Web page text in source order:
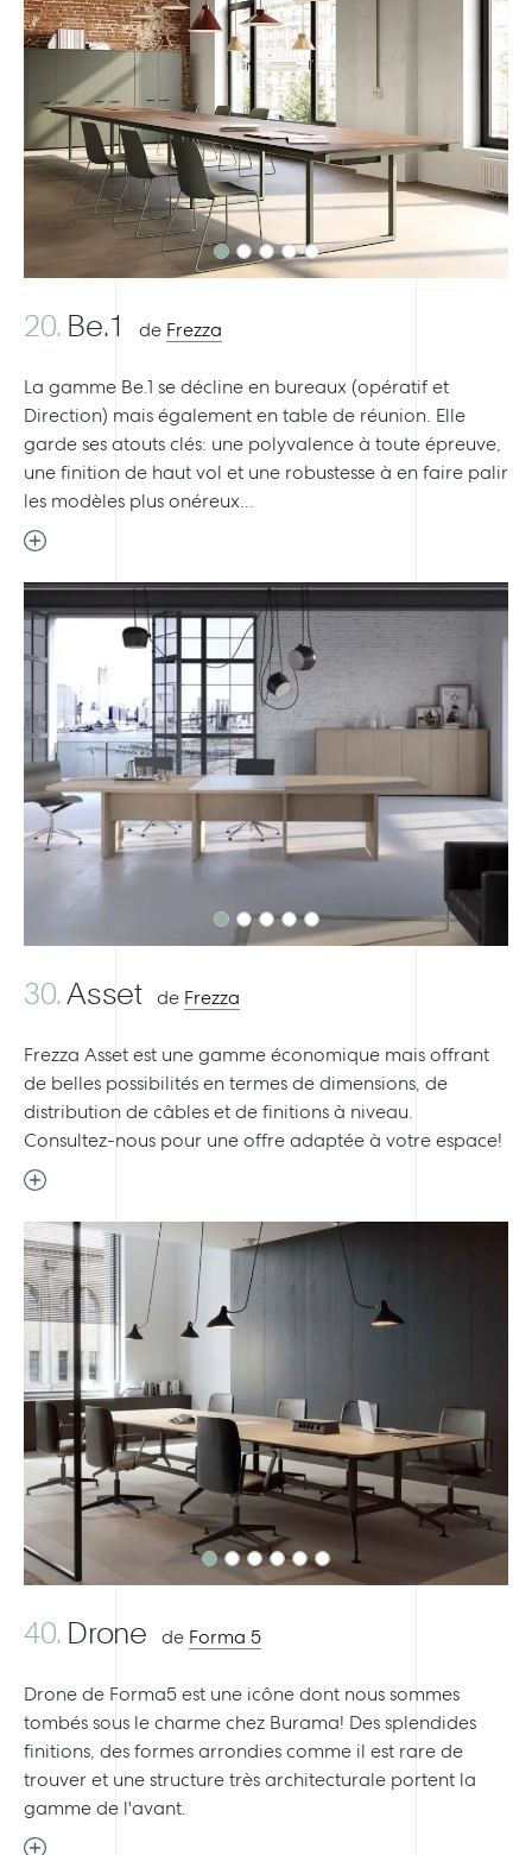
Previous Next
20. Be.1 de Frezza
La gamme Be.1 se décline en bureaux (opératif et
Direction) mais également en table de réunion. Elle
garde ses atouts clés: une polyvalence à toute épreuve,
une finition de haut vol et une robustesse à en faire palir
les modèles plus onéreux...
Previous
30.Asset de Frezza
Frezza Asset est une gamme économique mais offrant
de belles possibilités en termes de dimensions, de
distribution de câbles et de finitions à niveau.
Consultez-nous pour une offre adaptée à votre espace!
Previous Next
40. Drone de Forma 5
Drone de Forma5 est une icône dont nous sommes
tombés sous le charme chez Burama! Des splendides
finitions, des formes arrondies comme il est rare de
trouver et une structure très architecturale portent la
gamme de l'avant.